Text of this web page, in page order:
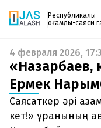
Республикалық
қоғамдық-саяси
Жаңалықтар
Спорт
Live
Руханият
Аймақ
Архив
Газетке
PDF форматтағы
поштаңызға алып
шыққан сәтте сізге
4 февраля 2026,
«Назарбаев,
Ермек
Саясаткер әрі
кет!» ұранының